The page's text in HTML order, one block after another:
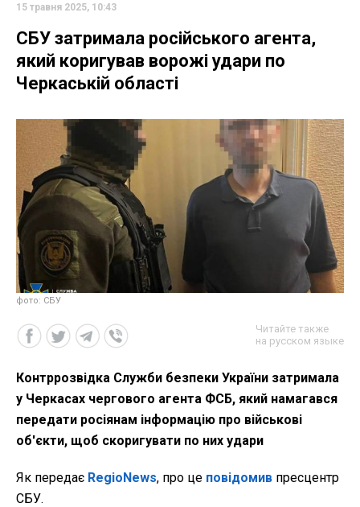
15 травня 2025, 10:43
СБУ затримала російського агента,
який коригував ворожі удари по
Черкаській області
фото: СБУ
Читайте также
на русском языке
Контррозвідка Служби безпеки України затримала
у Черкасах чергового агента ФСБ, який намагався
передати росіянам інформацію про військові
об'єкти, щоб скоригувати по них удари
Як передає RegioNews, про це повідомив пресцентр
СБУ.